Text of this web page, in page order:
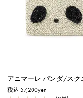
税込 57,200yen